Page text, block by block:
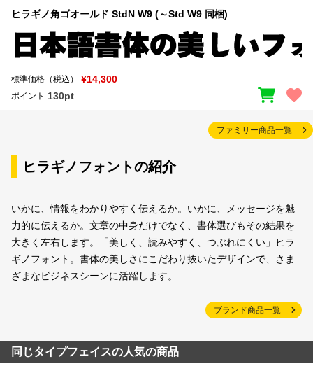
ヒラギノ角ゴオールド StdN W9 (～Std W9 同梱)
標準価格（税込） ¥14,300
ポイント 130pt
ファミリー商品一覧
ヒラギノフォントの紹介
いかに、情報をわかりやすく伝えるか。いかに、メッセージを魅
力的に伝えるか。文章の中身だけでなく、書体選びもその結果を
大きく左右します。「美しく、読みやすく、つぶれにくい」ヒラ
ギノフォント。書体の美しさにこだわり抜いたデザインで、さま
ざまなビジネスシーンに活躍します。
ブランド商品一覧
同じタイプフェイスの人気の商品